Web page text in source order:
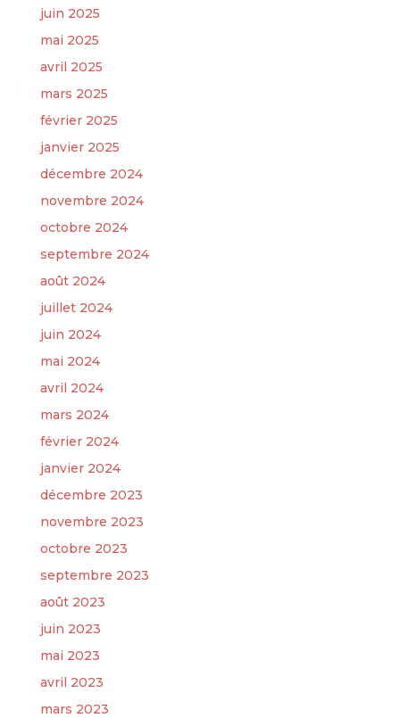
juin 2025
mai 2025
avril 2025
mars 2025
février 2025
janvier 2025
décembre 2024
novembre 2024
octobre 2024
septembre 2024
août 2024
juillet 2024
juin 2024
mai 2024
avril 2024
mars 2024
février 2024
janvier 2024
décembre 2023
novembre 2023
octobre 2023
septembre 2023
août 2023
juin 2023
mai 2023
avril 2023
mars 2023